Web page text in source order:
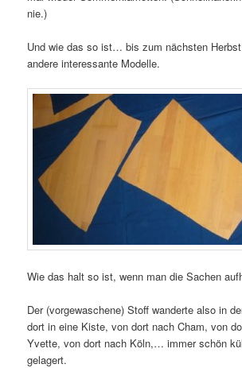
nie.)
Und wie das so ist… bis zum nächsten
andere interessante Modelle.
Wie das halt so ist, wenn man die Sachen
Der (vorgewaschene) Stoff wanderte also in
dort in eine Kiste, von dort nach Cham, von
Yvette, von dort nach Köln,… immer schön
gelagert.